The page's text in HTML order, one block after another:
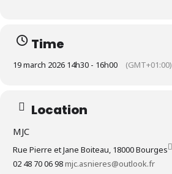
Time
19 march 2026 14h30 - 16h00 (GMT+01:00)
Location
MJC
Rue Pierre et Jane Boiteau, 18000 Bourges
02 48 70 06 98mjc.asnieres@outlook.fr